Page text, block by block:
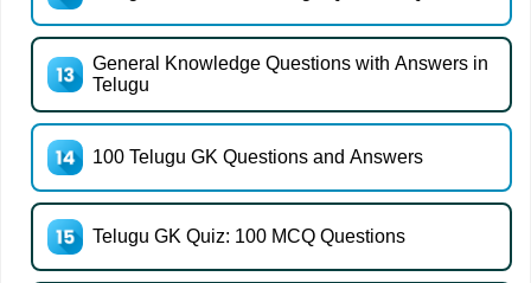
General Knowledge Questions with Answers in
Telugu
100 Telugu GK Questions and Answers
Telugu GK Quiz: 100 MCQ Questions